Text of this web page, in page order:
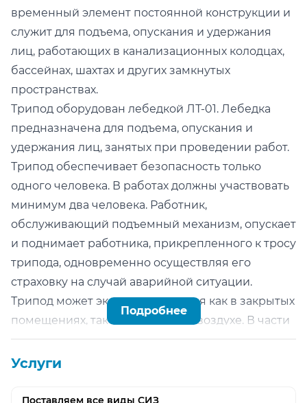
временный элемент постоянной конструкции и
служит для подъема, опускания и удержания
лиц, работающих в канализационных колодцах,
бассейнах, шахтах и других замкнутых
пространствах.
Трипод оборудован лебедкой ЛТ-01. Лебедка
предназначена для подъема, опускания и
удержания лиц, занятых при проведении работ.
Трипод обеспечивает безопасность только
одного человека. В работах должны участвовать
минимум два человека. Работник,
обслуживающий подъемный механизм, опускает
и поднимает работника, прикрепленного к тросу
трипода, одновременно осуществляя его
страховку на случай аварийной ситуации.
Трипод может эксплуатироваться как в закрытых
помещениях, так и на открытом воздухе. В части
соответствует исполнению У1 ГОСТ 15150.
— 40 до 40.
Подробнее
Услуги
Поставляем все виды СИЗ